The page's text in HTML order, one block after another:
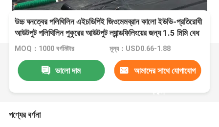
উচ্চ ঘনত্বের পলিথিলিন এইচডিপিই জিওমেমব্রান কালো ইউভি-প্রতিরোধী
আউটপুট পলিথিলিন পুকুরের আউটপুট ল্যান্ডফিলিংয়ের জন্য 1.5 মিমি বেধ
MOQ：1000 বর্গমিটার মূল্য：USD0.66-1.88
ভালো দাম আমাদের সাথে যোগাযোগ
করুন
পণ্যের বর্ণনা